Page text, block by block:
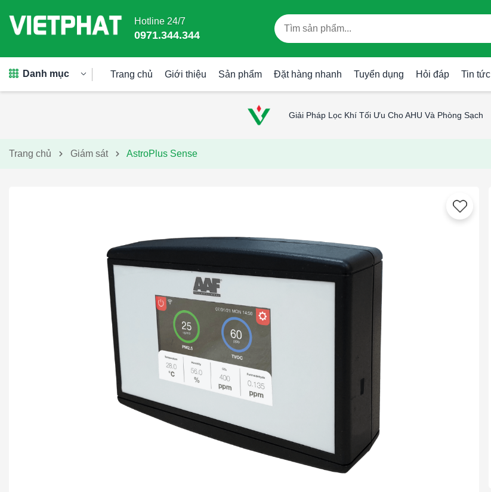
Hotline 24/7
0971.344.344
Danh mục Trang chủ Giới thiệu Sản phẩm Đặt hàng nhanh Tuyển dụng Hỏi đáp Tin tức
Giải Pháp Lọc Khí Tối Ưu Cho AHU Và Phòng Sạch
Trang chủ Giám sát AstroPlus Sense